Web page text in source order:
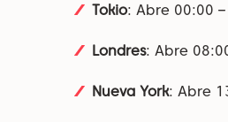
Tokio: Abre 00:00
Londres: Abre
Nueva York: Abre